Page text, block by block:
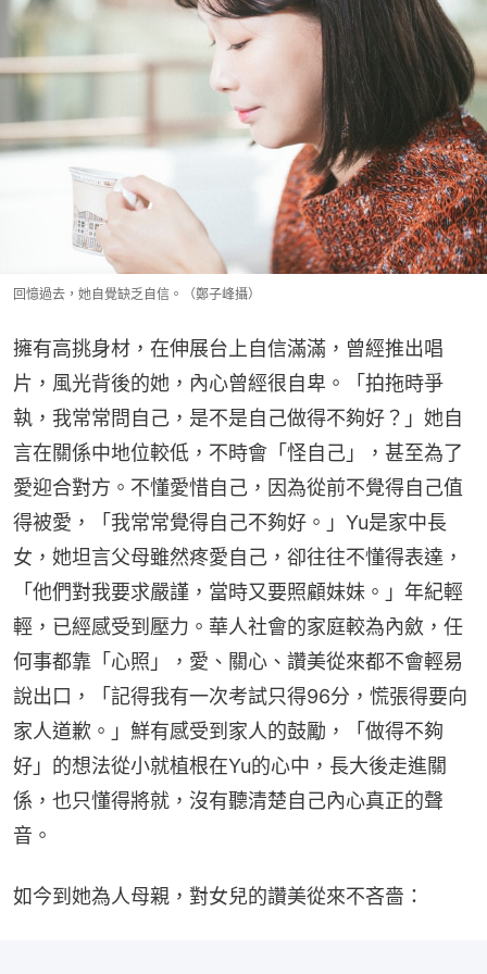
回憶過去，她自覺缺乏自信。（鄭子峰攝）
擁有高挑身材，在伸展台上自信滿滿，曾經推出唱
片，風光背後的她，內心曾經很自卑。「拍拖時爭
執，我常常問自己，是不是自己做得不夠好？」她自
言在關係中地位較低，不時會「怪自己」，甚至為了
愛迎合對方。不懂愛惜自己，因為從前不覺得自己值
得被愛，「我常常覺得自己不夠好。」Yu是家中長
女，她坦言父母雖然疼愛自己，卻往往不懂得表達，
「他們對我要求嚴謹，當時又要照顧妹妹。」年紀輕
輕，已經感受到壓力。華人社會的家庭較為內斂，任
何事都靠「心照」，愛、關心、讚美從來都不會輕易
說出口，「記得我有一次考試只得96分，慌張得要向
家人道歉。」鮮有感受到家人的鼓勵，「做得不夠
好」的想法從小就植根在Yu的心中，長大後走進關
係，也只懂得將就，沒有聽清楚自己內心真正的聲
音。
如今到她為人母親，對女兒的讚美從來不吝嗇：